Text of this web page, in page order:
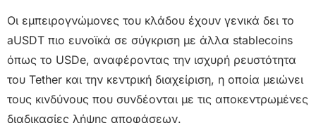
Οι εμπειρογνώμονες του κλάδου έχουν γενικά δει το
aUSDT πιο ευνοϊκά σε σύγκριση με άλλα stablecoins
όπως το USDe, αναφέροντας την ισχυρή ρευστότητα
του Tether και την κεντρική διαχείριση, η οποία μειώνει
τους κινδύνους που συνδέονται με τις αποκεντρωμένες
διαδικασίες λήψης αποφάσεων.